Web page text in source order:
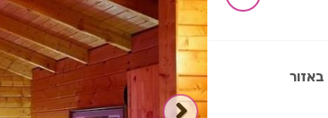
באזור